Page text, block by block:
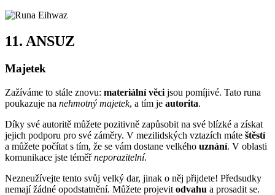
11. ANSUZ
Majetek
Zažíváme to stále znovu: materiální věci jsou pomíjivé. Tato runa
poukazuje na nehmotný majetek, a tím je autorita.
Díky své autoritě můžete pozitivně zapůsobit na své blízké a získat
jejich podporu pro své záměry. V mezilidských vztazích máte štěstí
a můžete počítat s tím, že se vám dostane velkého uznání. V oblasti
komunikace jste téměřneporazitelní.
Nezneužívejte tento svůj velký dar, jinak o něj přijdete! Předsudky
nemají žádné opodstatnění. Můžete projevit odvahu a prosadit se.